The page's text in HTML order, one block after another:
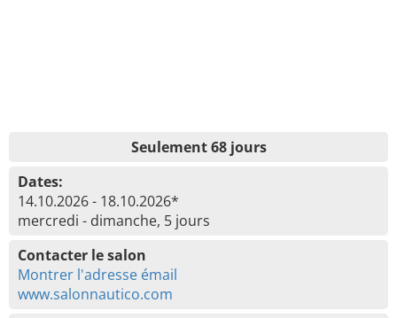
Seulement 68 jours
Dates:
14.10.2026 - 18.10.2026*
mercredi - dimanche, 5 jours
Contacter le salon
Montrer l'adresse émail
www.salonnautico.com